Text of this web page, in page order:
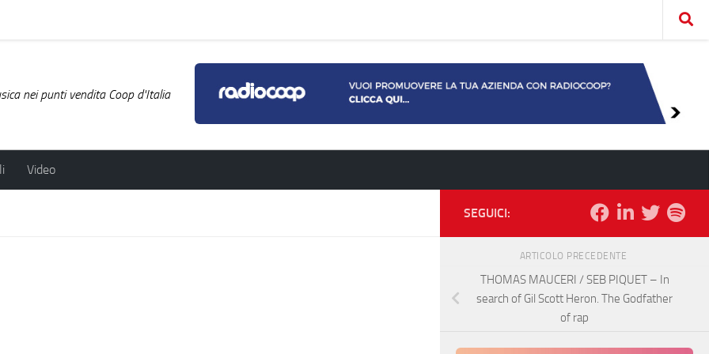
nei punti vendita Coop d'Italia
Video
SEGUICI:
ARTICOLO PRECEDENTE
THOMAS MAUCERI / SEB PIQUET – In
search of Gil Scott Heron. The Godfather
of rap